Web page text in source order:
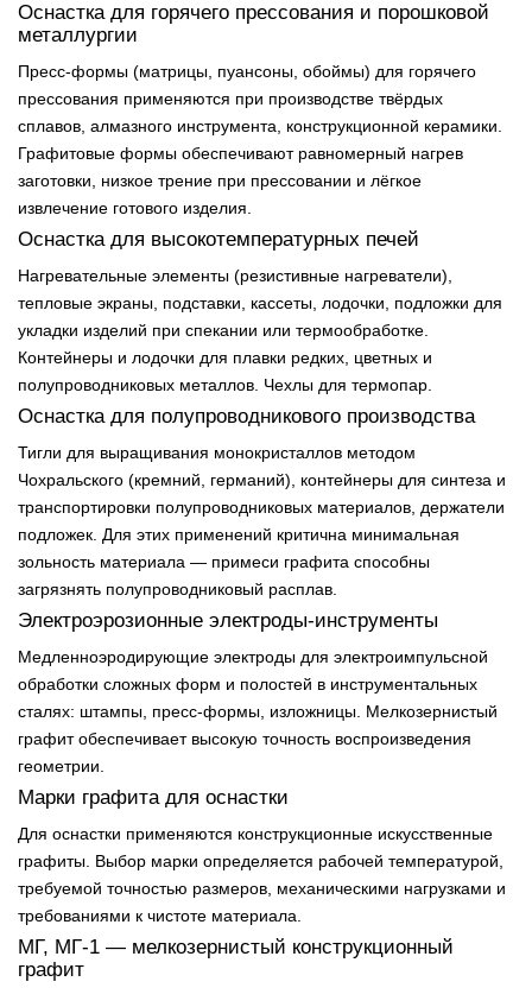
Оснастка для горячего прессования и порошковой
металлургии
Пресс-формы (матрицы, пуансоны, обоймы) для горячего
прессования применяются при производстве твёрдых
сплавов, алмазного инструмента, конструкционной керамики.
Графитовые формы обеспечивают равномерный нагрев
заготовки, низкое трение при прессовании и лёгкое
извлечение готового изделия.
Оснастка для высокотемпературных печей
Нагревательные элементы (резистивные нагреватели),
тепловые экраны, подставки, кассеты, лодочки, подложки для
укладки изделий при спекании или термообработке.
Контейнеры и лодочки для плавки редких, цветных и
полупроводниковых металлов. Чехлы для термопар.
Оснастка для полупроводникового производства
Тигли для выращивания монокристаллов методом
Чохральского (кремний, германий), контейнеры для синтеза и
транспортировки полупроводниковых материалов, держатели
подложек. Для этих применений критична минимальная
зольность материала — примеси графита способны
загрязнять полупроводниковый расплав.
Электроэрозионные электроды-инструменты
Медленноэродирующие электроды для электроимпульсной
обработки сложных форм и полостей в инструментальных
сталях: штампы, пресс-формы, изложницы. Мелкозернистый
графит обеспечивает высокую точность воспроизведения
геометрии.
Марки графита для оснастки
Для оснастки применяются конструкционные искусственные
графиты. Выбор марки определяется рабочей температурой,
требуемой точностью размеров, механическими нагрузками и
требованиями к чистоте материала.
МГ, МГ-1 — мелкозернистый конструкционный
графит